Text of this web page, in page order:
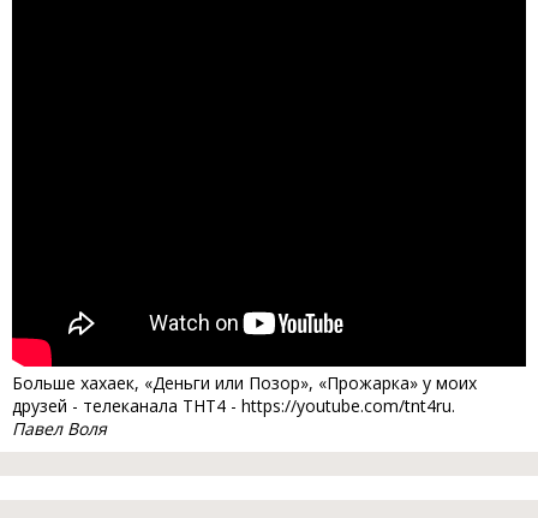
Больше хахаек, «Деньги или Позор», «Прожарка» у моих
друзей - телеканала ТНТ4 - https://youtube.com/tnt4ru.
Павел Воля